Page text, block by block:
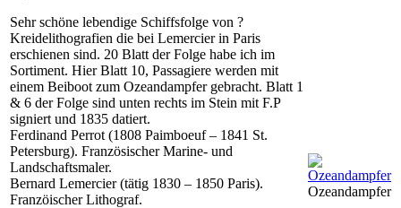
Sehr schöne lebendige Schiffsfolge von ?
Kreidelithografien die bei Lemercier in Paris
erschienen sind. 20 Blatt der Folge habe ich im
Sortiment. Hier Blatt 10, Passagiere werden mit
einem Beiboot zum Ozeandampfer gebracht. Blatt 1
& 6 der Folge sind unten rechts im Stein mit F.P
signiert und 1835 datiert.
Ferdinand Perrot (1808 Paimboeuf – 1841 St.
Petersburg). Französischer Marine- und
Landschaftsmaler.
Bernard Lemercier (tätig 1830 – 1850 Paris).
Franzöischer Lithograf.
Ozeandampfer